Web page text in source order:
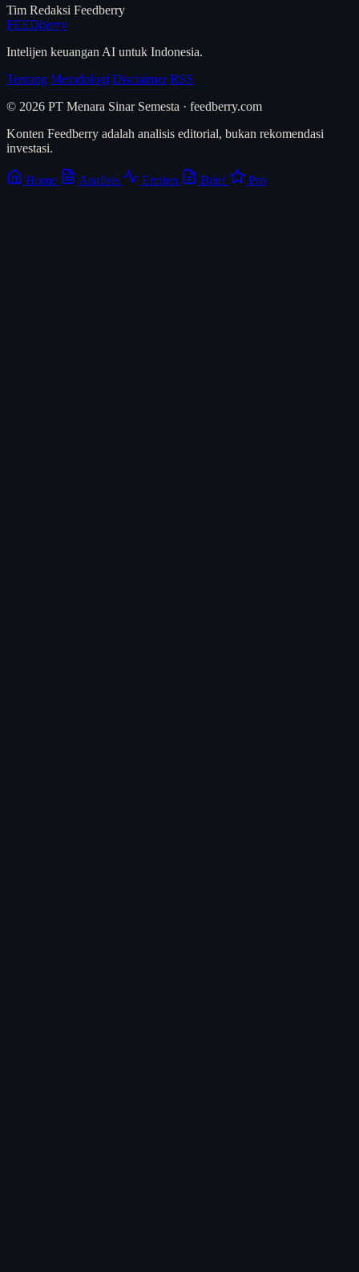
Tim Redaksi Feedberry
FEEDberry
Intelijen keuangan AI untuk Indonesia.
Tentang Metodologi Disclaimer RSS
© 2026 PT Menara Sinar Semesta · feedberry.com
Konten Feedberry adalah analisis editorial, bukan rekomendasi
investasi.
Home Analisis Emiten Brief Pro